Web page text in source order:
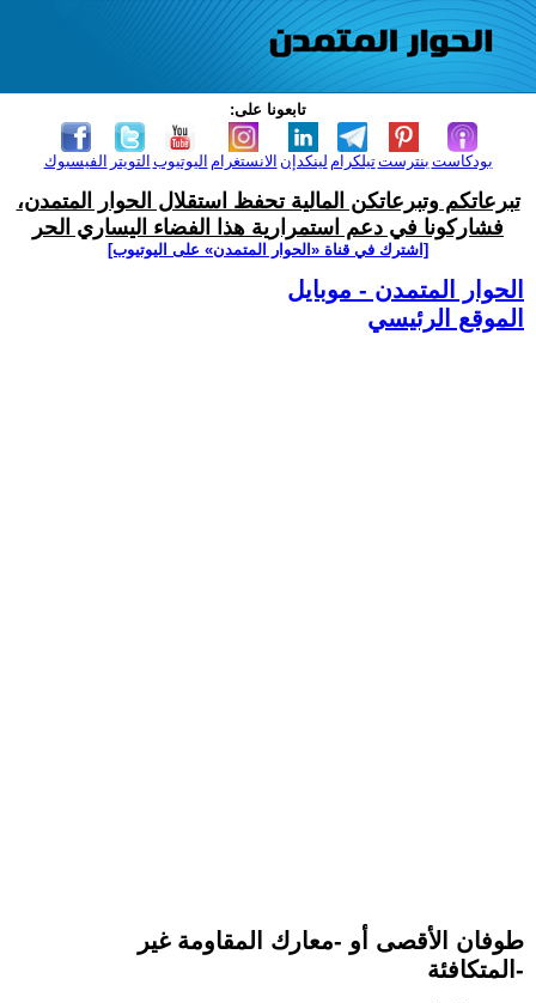
تابعونا على:
الفيسبوك التويتر اليوتيوب الانستغرام لينكدإن تيلكرامبنترست بودكاست
تبرعاتكم وتبرعاتكن المالية تحفظ استقلال الحوار المتمدن،
فشاركونا في دعم استمرارية هذا الفضاء اليساري الحر
[اشترك في قناة ‫«الحوار المتمدن» على اليوتيوب]
الحوار المتمدن - موبايل
الموقع الرئيسي
طوفان الأقصى أو -معارك المقاومة غير
المتكافئة-